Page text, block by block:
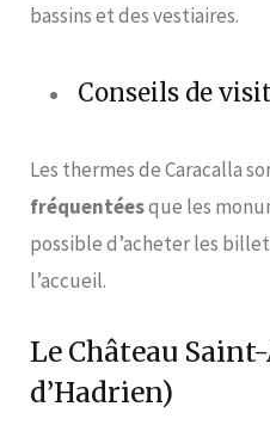
bassins et des vestiaires.
Conseils de
Les thermes de Caracalla
fréquentéesque les
possible d’acheter les
l’accueil.
Le Château
d’Hadrien)